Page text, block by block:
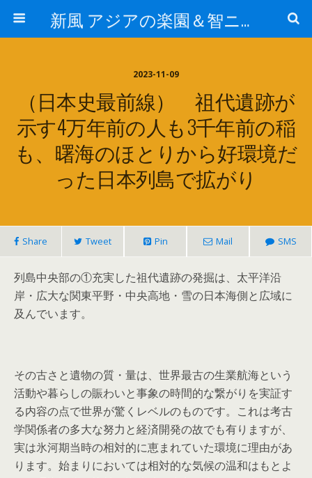
新風 アジアの楽園＆智ニア来富
2023-11-09
（日本史最前線） 祖代遺跡が
示す4万年前の人も3千年前の稲
も、曙海のほとりから好環境だ
った日本列島で拡がり
Share Tweet Pin Mail SMS
列島中央部の①充実した祖代遺跡の発掘は、太平洋沿
岸・広大な関東平野・中央高地・雪の日本海側と広域に
及んでいます。
その古さと遺物の質・量は、世界最古の生業航海という
活動や暮らしの賑わいと事象の時間的な繋がりを実証す
る内容の点で世界が驚くレベルのものです。これは考古
学関係者の多大な努力と経済開発の故でも有りますが、
実は氷河期当時の相対的に恵まれていた環境に理由があ
ります。始まりにおいては相対的な気候の温和はもとよ